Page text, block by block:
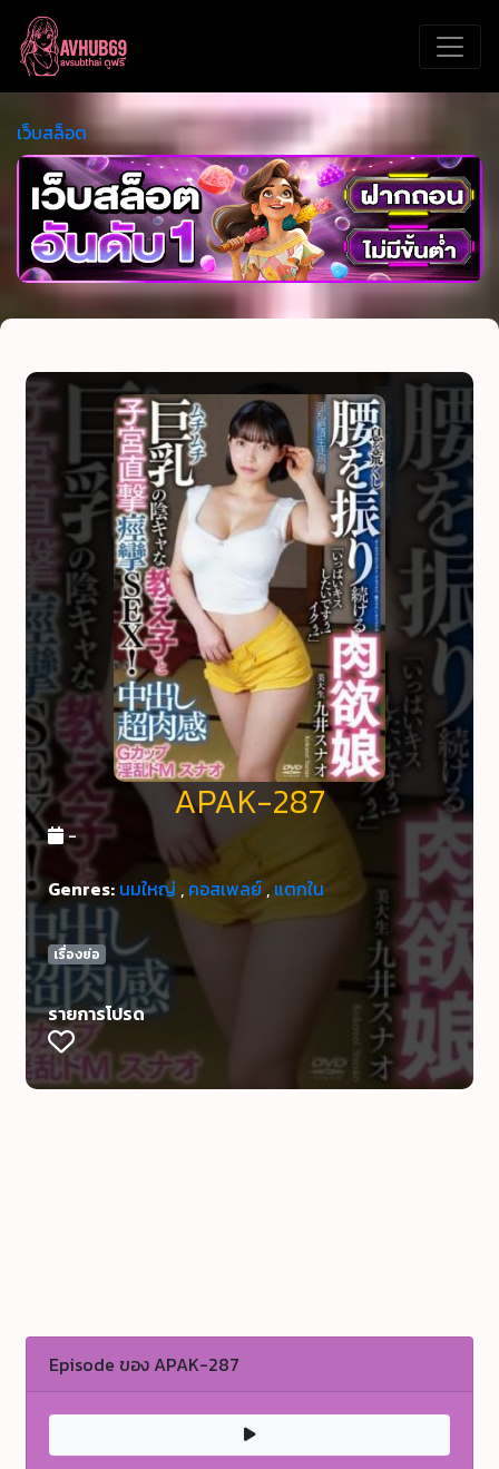
เว็บสล็อต
APAK-287
-
Genres: นมใหญ่ , คอสเพลย์ , แตกใน
เรื่องย่อ
รายการโปรด
Episode ของ APAK-287